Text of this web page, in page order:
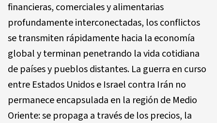
financieras, comerciales y alimentarias
profundamente interconectadas, los conflictos
se transmiten rápidamente hacia la economía
global y terminan penetrando la vida cotidiana
de países y pueblos distantes. La guerra en curso
entre Estados Unidos e Israel contra Irán no
permanece encapsulada en la región de Medio
Oriente: se propaga a través de los precios, la